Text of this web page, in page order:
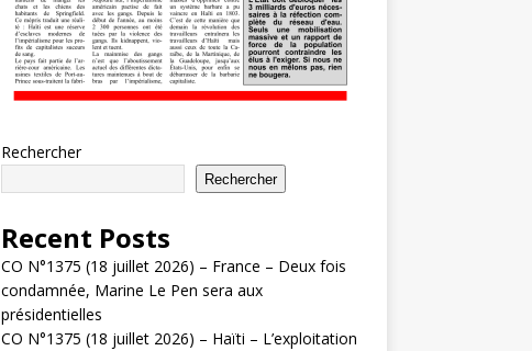
Rechercher
Rechercher
Recent Posts
CO N°1375 (18 juillet 2026) – France – Deux fois
condamnée, Marine Le Pen sera aux
présidentielles
CO N°1375 (18 juillet 2026) – Haïti – L’exploitation